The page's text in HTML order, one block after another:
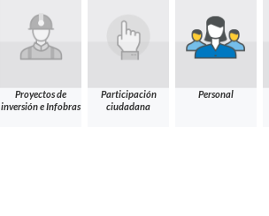
Proyectos de
inversión e Infobras
Participación
ciudadana
Personal